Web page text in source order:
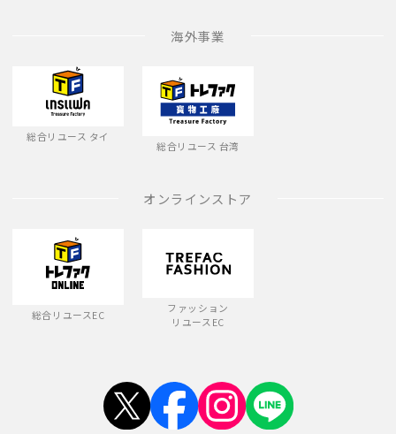
海外事業
総合リユース タイ
総合リユース 台湾
オンラインストア
総合リユースEC
ファッション
リユースEC